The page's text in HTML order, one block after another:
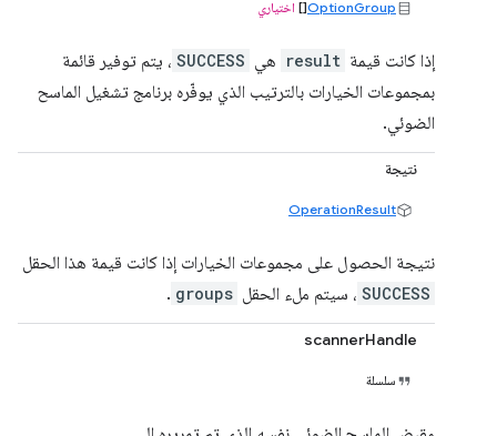
OptionGroup
[] اختياري
إذا كانت قيمة result هي SUCCESS ، يتم توفير قائمة
بمجموعات الخيارات بالترتيب الذي يوفّره برنامج تشغيل الماسح
الضوئي.
نتيجة
OperationResult
نتيجة الحصول على مجموعات الخيارات إذا كانت قيمة هذا الحقل
SUCCESS ، سيتم ملء الحقل groups
.
scannerHandle
سلسلة